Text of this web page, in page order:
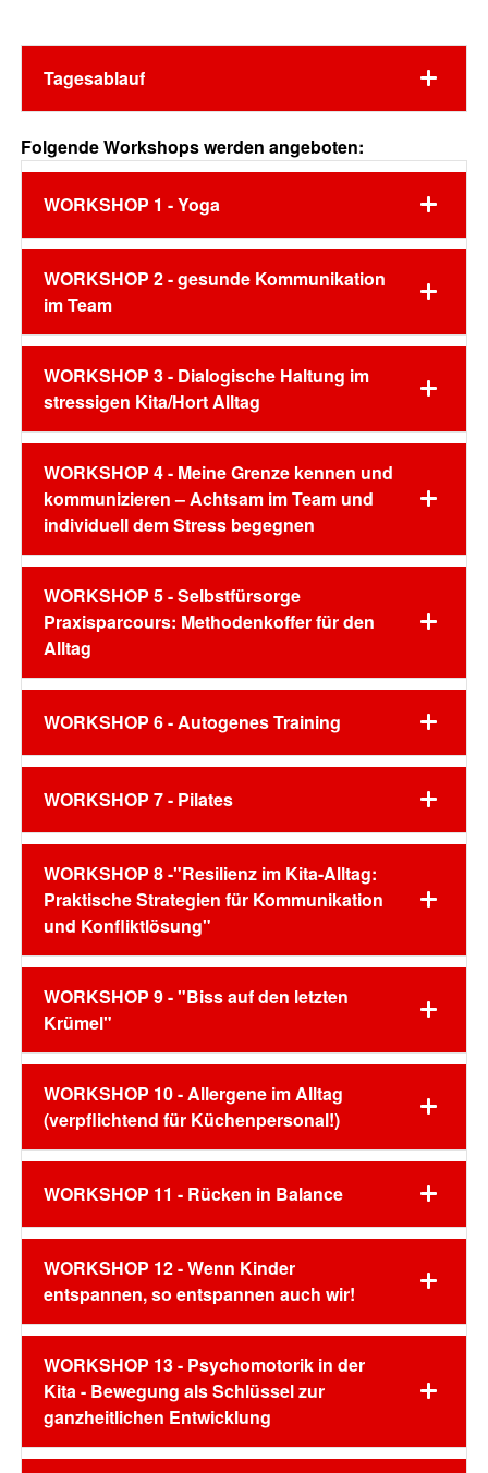
Tagesablauf
Folgende Workshops werden angeboten:
WORKSHOP 1 - Yoga
WORKSHOP 2 - gesunde Kommunikation
im Team
WORKSHOP 3 - Dialogische Haltung im
stressigen Kita/Hort Alltag
WORKSHOP 4 - Meine Grenze kennen und
kommunizieren – Achtsam im Team und
individuell dem Stress begegnen
WORKSHOP 5 - Selbstfürsorge
Praxisparcours: Methodenkoffer für den
Alltag
WORKSHOP 6 - Autogenes Training
WORKSHOP 7 - Pilates
WORKSHOP 8 -"Resilienz im Kita-Alltag:
Praktische Strategien für Kommunikation
und Konfliktlösung"
WORKSHOP 9 - "Biss auf den letzten
Krümel"
WORKSHOP 10 - Allergene im Alltag
(verpflichtend für Küchenpersonal!)
WORKSHOP 11 - Rücken in Balance
WORKSHOP 12 - Wenn Kinder
entspannen, so entspannen auch wir!
WORKSHOP 13 - Psychomotorik in der
Kita - Bewegung als Schlüssel zur
ganzheitlichen Entwicklung